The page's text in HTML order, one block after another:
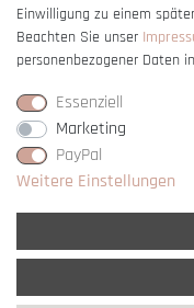
Einwilligung zu einem
Beachten Sie unser
personenbezogener Daten
Essenziell
Marketing
PayPal
Weitere Einstellungen